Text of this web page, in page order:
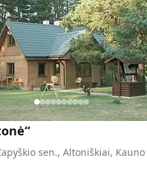
sen., Altoniškiai, Kauno